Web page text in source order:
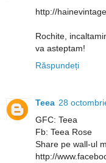
http://
Rochite,
va asteptam!
Răspundeți
Teea 28
GFC: Teea
Fb: Teea Rose
Share pe wall-ul
http://